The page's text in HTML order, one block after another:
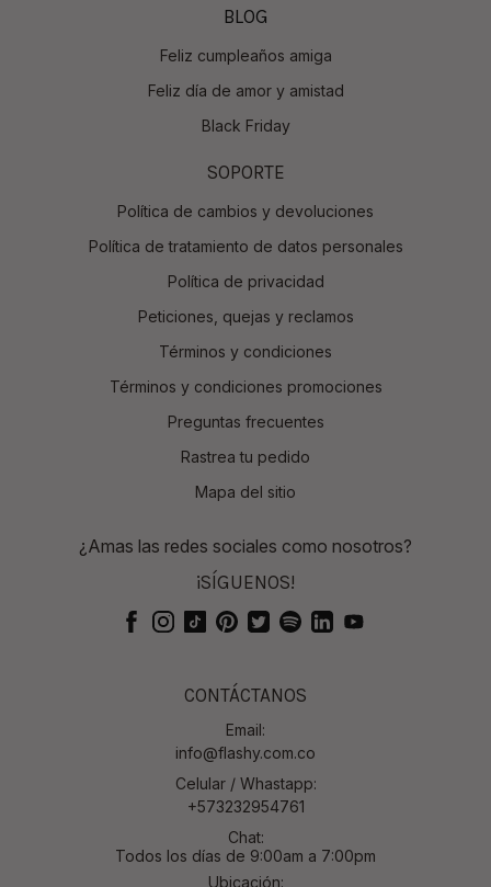
BLOG
Feliz cumpleaños amiga
Feliz día de amor y amistad
Black Friday
SOPORTE
Política de cambios y devoluciones
Política de tratamiento de datos personales
Política de privacidad
Peticiones, quejas y reclamos
Términos y condiciones
Términos y condiciones promociones
Preguntas frecuentes
Rastrea tu pedido
Mapa del sitio
¿Amas las redes sociales como nosotros?
¡SÍGUENOS!
CONTÁCTANOS
Email:
info@flashy.com.co
Celular / Whastapp:
+573232954761
Chat:
Todos los días de 9:00am a 7:00pm
Ubicación: